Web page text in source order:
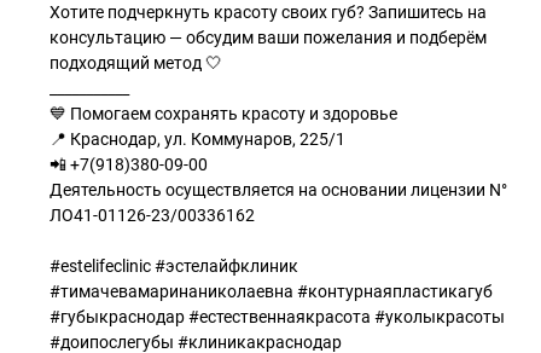
Хотите подчеркнуть красоту своих губ? Запишитесь на
консультацию — обсудим ваши пожелания и подберём
подходящий метод 🤍
💙 Помогаем сохранять красоту и здоровье
📍 Краснодар, ул. Коммунаров, 225/1
📲 +7(918)380-09-00
Деятельность осуществляется на основании лицензии N°
ЛО41-01126-23/00336162
#estelifeclinic #эстелайфклиник
#тимачевамаринаниколаевна #контурнаяпластикагуб
#губыкраснодар #естественнаякрасота #уколыкрасоты
#доипослегубы #клиникакраснодар